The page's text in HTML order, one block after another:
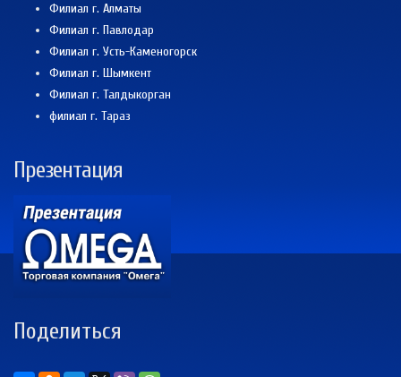
Филиал г. Алматы
Филиал г. Павлодар
Филиал г. Усть-Каменогорск
Филиал г. Шымкент
Филиал г. Талдыкорган
филиал г. Тараз
Презентация
Поделиться